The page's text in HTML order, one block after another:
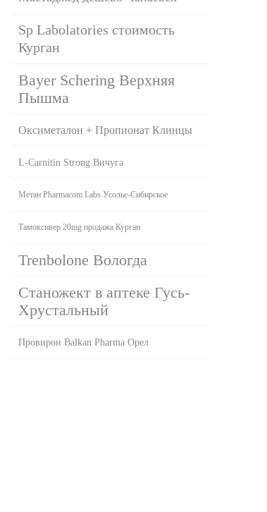
Sp Labolatories стоимость
Курган
Bayer Schering Верхняя
Пышма
Оксиметалон + Пропионат Клинцы
L-Carnitin Strong Вичуга
Метан Pharmacom Labs Усолье-Сибирское
Тамоксивер 20mg продажа Курган
Trenbolone Вологда
Станожект в аптеке Гусь-
Хрустальный
Провирон Balkan Pharma Орел